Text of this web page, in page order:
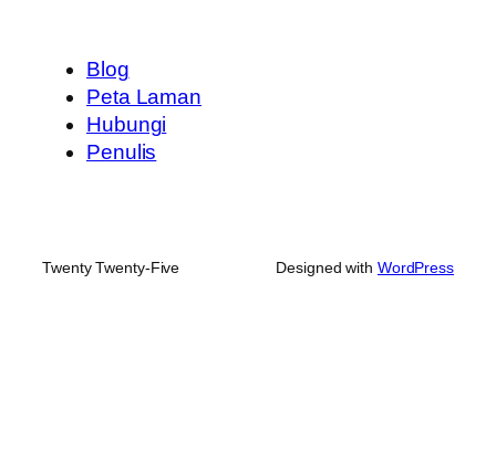
Blog
Peta Laman
Hubungi
Penulis
Twenty Twenty-Five Designed with WordPress